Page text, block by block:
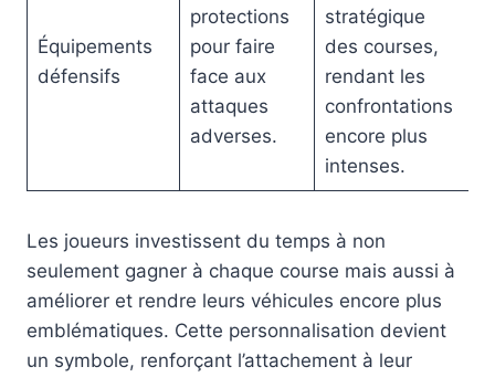
Équipements
défensifs
protections
pour faire
face aux
attaques
adverses.
stratégique
des courses,
rendant les
confrontations
encore plus
intenses.
Les joueurs investissent du temps à non
seulement gagner à chaque course mais aussi à
améliorer et rendre leurs véhicules encore plus
emblématiques. Cette personnalisation devient
un symbole, renforçant l’attachement à leur